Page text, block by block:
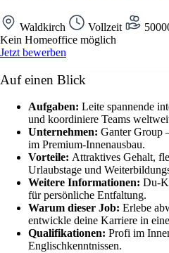
Waldkirch Vollzeit
Kein Homeoffice möglich
Jetzt bewerben
Auf einen Blick
Aufgaben: Leite spannende
und koordiniere Teams
Unternehmen: Ganter Group
im Premium-Innenausbau.
Vorteile: Attraktives Gehalt,
Urlaubstage und
Weitere Informationen: Du-
für persönliche Entfaltung.
Warum dieser Job: Erlebe
entwickle deine Karriere in
Qualifikationen: Profi im
Englischkenntnissen.